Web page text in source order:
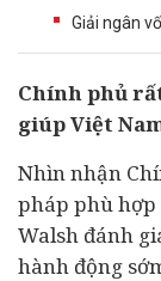
Giải ngân
Chính phủrấ
giúp Việt
Nhìn nhận
pháp phù hợp
Walsh đánh
hành động